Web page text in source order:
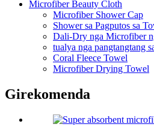
Microfiber Beauty Cloth
Microfiber Shower Cap
Shower sa Pagputos sa
Dali-Dry nga Microfiber
tualya nga pangtangtang
Coral Fleece Towel
Microfiber Drying Towel
Girekomenda